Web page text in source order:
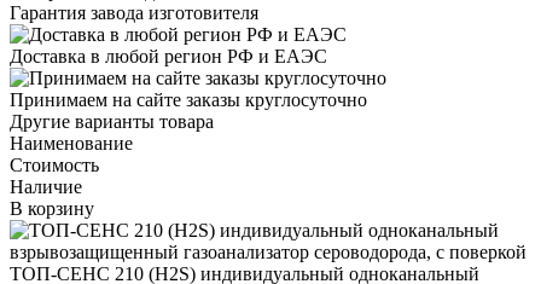
Гарантия завода изготовителя
Доставка в любой регион РФ и ЕАЭС
Принимаем на сайте заказы круглосуточно
Другие варианты товара
Наименование
Стоимость
Наличие
В корзину
ТОП-СЕНС 210 (Н2S) индивидуальный одноканальный